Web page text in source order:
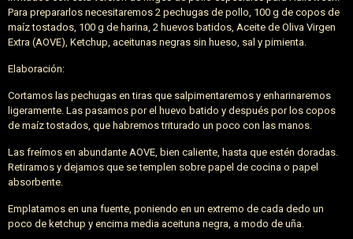
Para prepararlos necesitaremos 2 pechugas de pollo, 100 g de copos de
maíz tostados, 100 g de harina, 2 huevos batidos, Aceite de Oliva Virgen
Extra (AOVE), Ketchup, aceitunas negras sin hueso, sal y pimienta.
Elaboración:
Cortamos las pechugas en tiras que salpimentaremos y enharinaremos
ligeramente. Las pasamos por el huevo batido y después por los copos
de maíz tostados, que habremos triturado un poco con las manos.
Las freímos en abundante AOVE, bien caliente, hasta que estén doradas.
Retiramos y dejamos que se templen sobre papel de cocina o papel
absorbente.
Emplatamos en una fuente, poniendo en un extremo de cada dedo un
poco de ketchup y encima media aceituna negra, a modo de uña.